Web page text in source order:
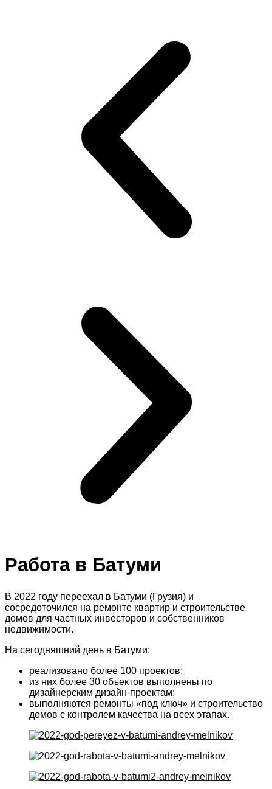
Работа в Батуми
В 2022 году переехал в Батуми (Грузия) и
сосредоточился на ремонте квартир и строительстве
домов для частных инвесторов и собственников
недвижимости.
На сегодняшний день в Батуми:
реализовано более 100 проектов;
из них более 30 объектов выполнены по
дизайнерским дизайн-проектам;
выполняются ремонты «под ключ» и строительство
домов с контролем качества на всех этапах.